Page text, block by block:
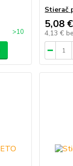
>10
Stierač
5,08 €
4,13 €